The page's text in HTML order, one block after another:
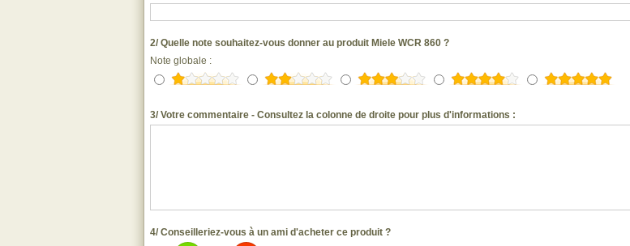
2/ Quelle note souhaitez-vous donner au produit Miele WCR 860 ?
Note globale :
3/ Votre commentaire - Consultez la colonne de droite pour plus d'informations :
4/ Conseilleriez-vous à un ami d'acheter ce produit ?